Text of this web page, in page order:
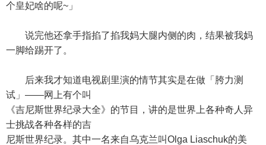
个皇妃啥的呢~」
说完他还拿手指掐了掐我妈大腿内侧的肉，结果被我妈
一脚给踢开了。
后来我才知道电视剧里演的情节其实是在做「胯力测
试」——网上有个叫
《吉尼斯世界纪录大全》的节目，讲的是世界上各种奇人异
士挑战各种各样的吉
尼斯世界纪录。其中一名来自乌克兰叫Olga Liaschuk的美